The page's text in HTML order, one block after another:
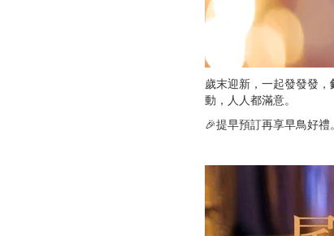
歲末迎新，一起發發發，
動，人人都滿意。
🎉提早預訂再享早鳥好禮。